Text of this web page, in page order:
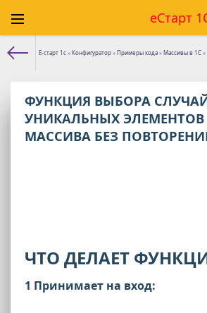
еСтарт
Е-старт 1с»Конфигуратор»Примеры кода»Массивы в 1С
ФУНКЦИЯ ВЫБОРА
УНИКАЛЬНЫХ ЭЛЕМЕНТОВ
МАССИВА БЕЗ
ЧТО ДЕЛАЕТ
1 Принимает на вход: